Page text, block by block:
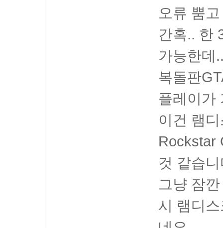
오류 뿜
간혹.. 한
가능한데
복돌판
플레이가
이건 램
Rockstar
것 같습
그냥 잠
시 램디